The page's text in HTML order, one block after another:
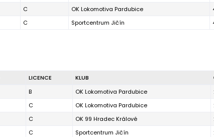
C OK Lokomotiva Pardubice
C Sportcentrum Jičín
LICENCE KLUB
B OK Lokomotiva Pardubice
C OK Lokomotiva Pardubice
C OK 99 Hradec Králové
C Sportcentrum Jičín